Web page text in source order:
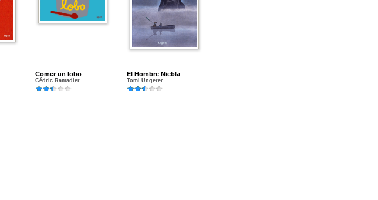
Comer un lobo
Cédric Ramadier
El Hombre Niebla
Tomi Ungerer